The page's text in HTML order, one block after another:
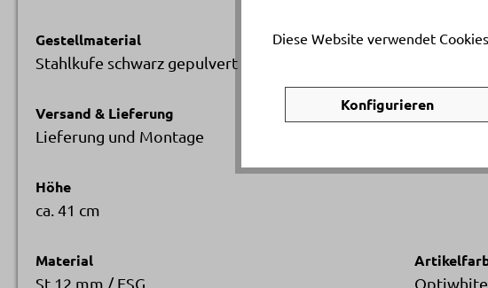
Gestellmaterial
Stahlkufe schwarz gepulvert
Länge
Versand & Lieferung
Lieferung und Montage
Breite
Höhe
ca. 41 cm
Material
St.12 mm / ESG
Diese Website verwendet
Konfigurieren